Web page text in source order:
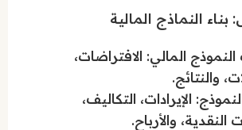
النماذج المالية
المالي: الافتراضات،
والنتائج.
الإيرادات، التكاليف،
النقدية، والأرباح.